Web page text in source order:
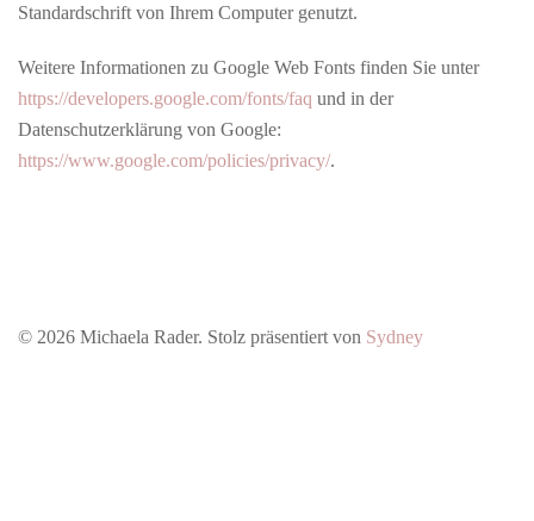
Standardschrift von Ihrem Computer genutzt.
Weitere Informationen zu Google Web Fonts finden Sie unter
https://developers.google.com/fonts/faq und in der
Datenschutzerklärung von Google:
https://www.google.com/policies/privacy/.
© 2026 Michaela Rader. Stolz präsentiert von Sydney